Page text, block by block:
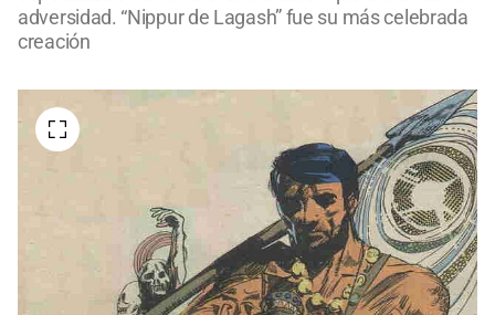
adversidad. “Nippur de Lagash” fue su más celebrada
creación